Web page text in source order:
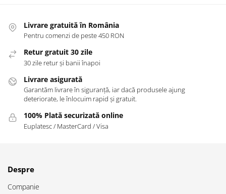
Livrare gratuită în România
Pentru comenzi de peste 450 RON
Retur gratuit 30 zile
30 zile retur și banii înapoi
Livrare asigurată
Garantăm livrare în siguranță, iar dacă produsele ajung
deteriorate, le înlocuim rapid și gratuit.
100% Plată securizată online
Euplatesc / MasterCard / Visa
Despre
Companie